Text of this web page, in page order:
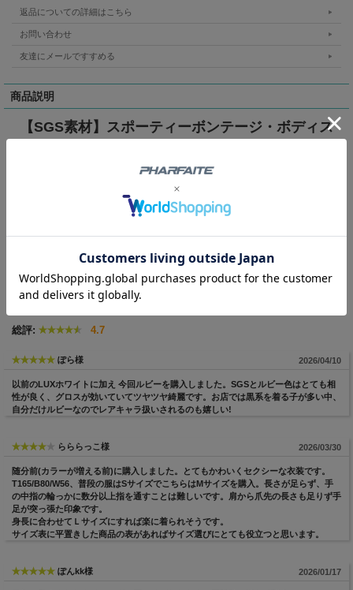
返品についての詳細はこちら
お問い合わせ
友達にメールですすめる
商品説明
【SGS素材】スポーティーボンテージ・ボディス
大胆かつスタイリッシュな「スポーティーボンテージ」
の新しいジャンルが誕生！
光沢素材SGSを使用し、バストラインを美しく強調する
センセーショナルなデザインが魅力。
ボディスーツ、スポーツブラ、パンツ、ガーターニーハ
脱いでもスポブラ＆パンツとして使いまわせる機能性も
スポーティーな魅力とボンテージのエッセンスを融合し
た、個性的な1着です。
▼ 商品説明の続きを見る ▼
RECOMMENDED VOICE（46件）
総評: 4.7
ぽら様 2026/04/10
以前のLUXホワイトに加え 今回ルビーを購入しました。SGSとルビー色はとても相
性が良く、グロスが効いていてツヤツヤ綺麗です。お店では黒系を着る子が多い中、
自分だけルビーなのでレアキャラ扱いされるのも嬉しい!
らららっこ様 2026/03/30
随分前(カラーが増える前)に購入しました。とてもかわいくセクシーな衣装です。
T165/B80/W56、普段の服はSサイズでこちらはMサイズを購入。長さが足らず、手
の中指の輪っかに数分以上指を通すことは難しいです。肩から爪先の長さも足りず手
足が突っ張た印象です。
身長に合わせてＬサイズにすれば楽に着られそうです。
サイズ表に平置きした商品の表があればサイズ選びにとても役立つと思います。
ぽんkk様 2026/01/17